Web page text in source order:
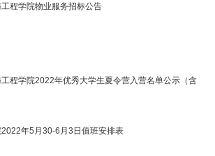
程学院物业服务招标公告
程学院2022年优秀大学生夏令营入营名单公示（含
年5月30-6月3日值班安排表